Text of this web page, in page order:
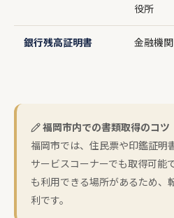
役所
銀行残高証明書 金融機関
福岡市内での書類取得のコツ
福岡市では、住民票や印鑑証明
サービスコーナーでも取得可能
も利用できる場所があるため、
利です。